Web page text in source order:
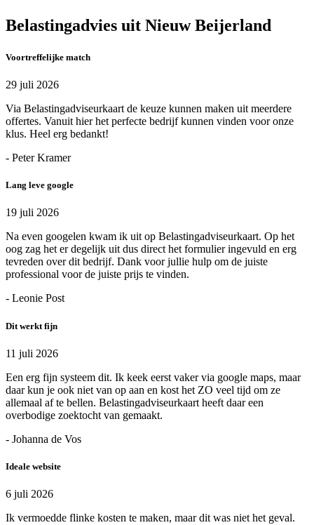
Belastingadvies uit Nieuw Beijerland
Voortreffelijke match
29 juli 2026
Via Belastingadviseurkaart de keuze kunnen maken uit meerdere
offertes. Vanuit hier het perfecte bedrijf kunnen vinden voor onze
klus. Heel erg bedankt!
- Peter Kramer
Lang leve google
19 juli 2026
Na even googelen kwam ik uit op Belastingadviseurkaart. Op het
oog zag het er degelijk uit dus direct het formulier ingevuld en erg
tevreden over dit bedrijf. Dank voor jullie hulp om de juiste
professional voor de juiste prijs te vinden.
- Leonie Post
Dit werkt fijn
11 juli 2026
Een erg fijn systeem dit. Ik keek eerst vaker via google maps, maar
daar kun je ook niet van op aan en kost het ZO veel tijd om ze
allemaal af te bellen. Belastingadviseurkaart heeft daar een
overbodige zoektocht van gemaakt.
- Johanna de Vos
Ideale website
6 juli 2026
Ik vermoedde flinke kosten te maken, maar dit was niet het geval.